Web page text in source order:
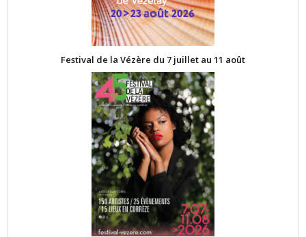
Festival de la Vézère du 7 juillet au 11 août